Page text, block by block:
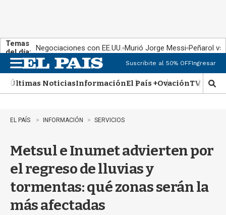
Temas
del día: Negociaciones con EE.UU. Murió Jorge Messi Peñarol
n
u
Suscribite al 50% OFFIngresar
Últimas NoticiasInformaciónEl País +OvaciónTV Show
M
o
r
EL PAÍS INFORMACIÓN SERVICIOS
Metsul e Inumet advierten por
el regreso de lluvias y
tormentas: qué zonas serán la
más afectadas